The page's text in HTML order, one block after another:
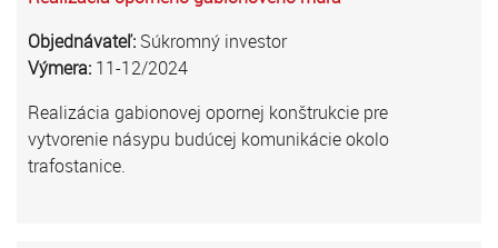
Objednávateľ: Súkromný investor
Výmera: 11-12/2024
Realizácia gabionovej opornej konštrukcie pre
vytvorenie násypu budúcej komunikácie okolo
trafostanice.